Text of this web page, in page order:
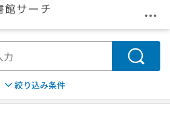
メ
検索
絞り込み条件